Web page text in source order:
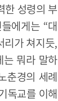
한 성령의 부
에게는 “대
리가 쳐지듯,
는 뭐라 말하
춘경의 세례
독교를 이해